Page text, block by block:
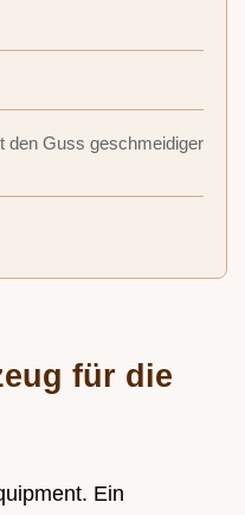
den Guss geschmeidiger
für die
Ein